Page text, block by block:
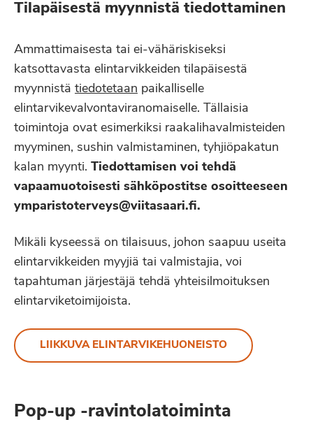
Tilapäisestä myynnistä tiedottaminen
Ammattimaisesta tai ei-vähäriskiseksi
katsottavasta elintarvikkeiden tilapäisestä
myynnistä tiedotetaan paikalliselle
elintarvikevalvontaviranomaiselle. Tällaisia
toimintoja ovat esimerkiksi raakalihavalmisteiden
myyminen, sushin valmistaminen, tyhjiöpakatun
kalan myynti. Tiedottamisen voi tehdä
vapaamuotoisesti sähköpostitse osoitteeseen
ymparistoterveys@viitasaari.fi.
Mikäli kyseessä on tilaisuus, johon saapuu useita
elintarvikkeiden myyjiä tai valmistajia, voi
tapahtuman järjestäjä tehdä yhteisilmoituksen
elintarviketoimijoista.
LIIKKUVA ELINTARVIKEHUONEISTO
Pop-up -ravintolatoiminta